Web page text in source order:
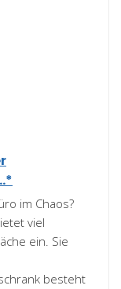
im Chaos?
viel
ein. Sie
besteht